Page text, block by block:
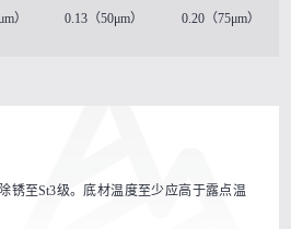
） 0.13（50μm） 0.20（75μm）
锈至St3级。底材温度至少应高于露点温